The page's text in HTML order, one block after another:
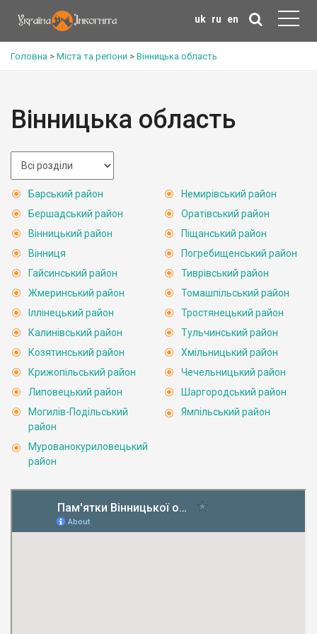
uk ru en
Головна > Міста та регіони > Вінницька область
Вінницька область
Барський район
Бершадський район
Вінницький район
Вінниця
Гайсинський район
Жмеринський район
Іллінецький район
Калинівський район
Козятинський район
Крижопільський район
Липовецький район
Могилів-Подільський
район
Мурованокуриловецький
район
Немирівський район
Оратівський район
Піщанський район
Погребищенський район
Тиврівський район
Томашпільський район
Тростянецький район
Тульчинський район
Хмільницький район
Чечельницький район
Шаргородський район
Ямпільський район